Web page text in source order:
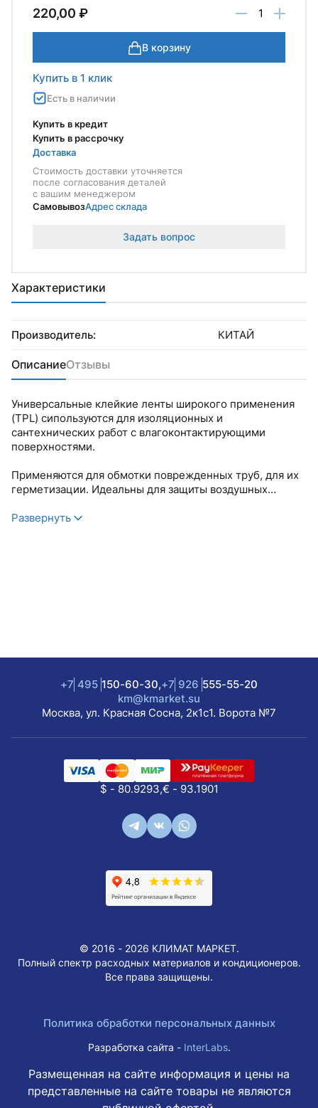
Характеристики
Производитель: КИТАЙ
220,00 ₽
В корзину
Купить в 1 клик
Есть в наличии
Купить в кредит
Купить в рассрочку
Доставка
Стоимость доставки уточняется
после согласования деталей
с вашим менеджером
СамовывозАдрес склада
Задать вопрос
ОписаниеОтзывы
Универсальные клейкие ленты широкого применения
(TPL) сипользуются для изоляционных и
сантехнических работ с влагоконтактирующими
поверхностями.
Применяются для обмотки поврежденных труб, для их
герметизации. Идеальны для защиты воздушных
Ширина ленты : 50 мм
Развернуть
+7 495 150-60-30,+7 926 555-55-20
km@kmarket.su
Москва, ул. Красная Сосна, 2к1с1. Ворота №7
$ - 80.9293,€ - 93.1901
© 2016 - 2026 КЛИМАТ МАРКЕТ.
Полный спектр расходных материалов и кондиционеров.
Все права защищены.
Политика обработки персональных данных
Разработка сайта - InterLabs.
Размещенная на сайте информация и цены на
представленные на сайте товары не являются